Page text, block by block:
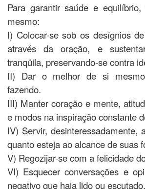
Para garantir saúde e
mesmo:
I) Colocar-se sob os desígnios
através da oração, e
tranqüila, preservando-se contra
II) Dar o melhor de si
fazendo.
III) Manter coração e mente,
e modos na inspiração constante
IV) Servir, desinteressadamente,
quanto esteja ao alcance de suas
V) Regozijar-se com a felicidade
VI) Esquecer conversações e
negativo que haja lido ou escutado.